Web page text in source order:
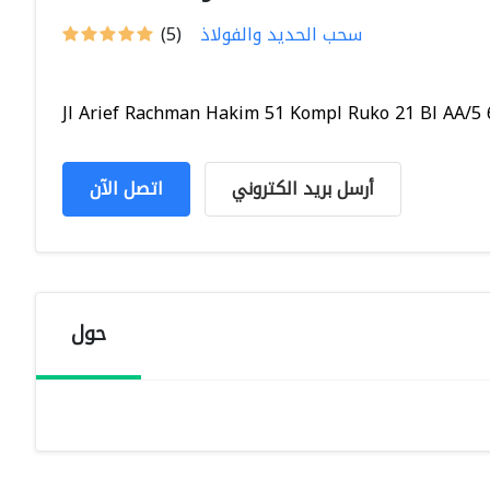
(5) سحب الحديد والفولاذ
Jl Arief Rachman Hakim 51 Kompl Ruko 21 Bl AA/5
اتصل الآن أرسل بريد الكتروني
حول